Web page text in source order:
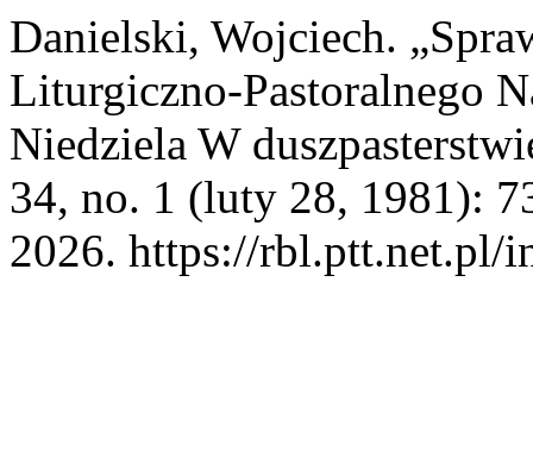
Danielski, Wojciech.
Liturgiczno-Pastoralnego
Niedziela W
34, no. 1 (luty 28, 1981):
2026. https://rbl.ptt.net.pl/